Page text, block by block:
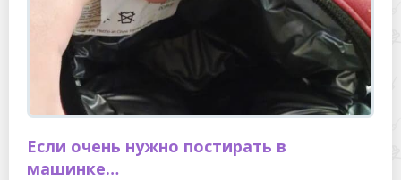
Если очень нужно постирать в
машинке…